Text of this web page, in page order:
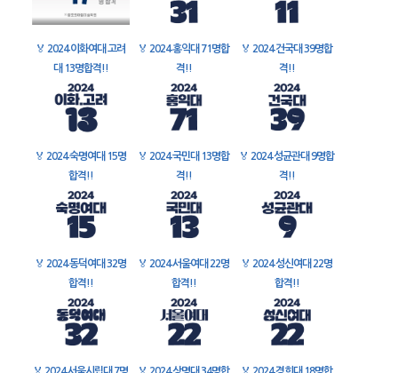
🏅 2024 이화여대 고려
대 13명합격!!
🏅 2024 홍익대 71명합
격!!
🏅 2024 건국대 39명합
격!!
🏅 2024 숙명여대 15명
합격!!
🏅 2024 국민대 13명합
격!!
🏅 2024 성균관대 9명합
격!!
🏅 2024 동덕여대 32명
합격!!
🏅 2024 서울여대 22명
합격!!
🏅 2024 성신여대 22명
합격!!